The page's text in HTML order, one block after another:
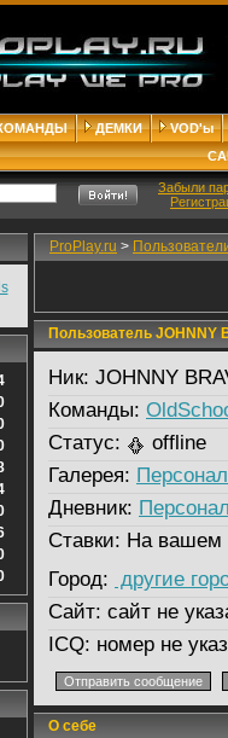
ДЕМКИ
VOD'ы
Забыли
ProPlay.ru >
Пользователь JOHNNY
Ник: JOHNNY
Команды:
Статус:
offline
Галерея:
Дневник:
Ставки: На вашем
Город: другие
Сайт: сайт не
ICQ: номер не
О себе